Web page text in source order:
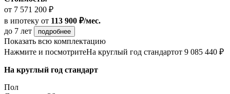
от 7 571 200 ₽
в ипотеку от 113 900 ₽/мес.
до 7 лет
подробнее
Показать всю комплектацию
Нажмите и посмотритеНа круглый год стандартот 9 085 440 ₽
На круглый год стандарт
Пол